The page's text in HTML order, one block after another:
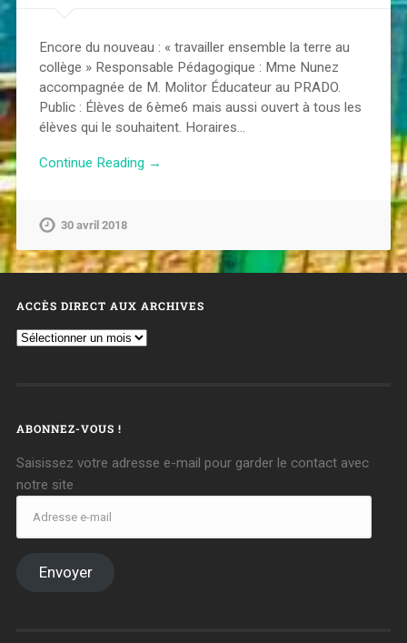
Encore du nouveau : « travailler ensemble la terre au
collège » Responsable Pédagogique : Mme Nunez
accompagnée de M. Molitor Éducateur au PRADO.
Public : Élèves de 6ème6 mais aussi ouvert à tous les
élèves qui le souhaitent. Horaires…
Continue Reading →
30 avril 2018
ACCÈS DIRECT AUX ARCHIVES
ABONNEZ-VOUS !
Saisissez votre adresse e-mail pour garder le contact avec
notre site
Envoyer